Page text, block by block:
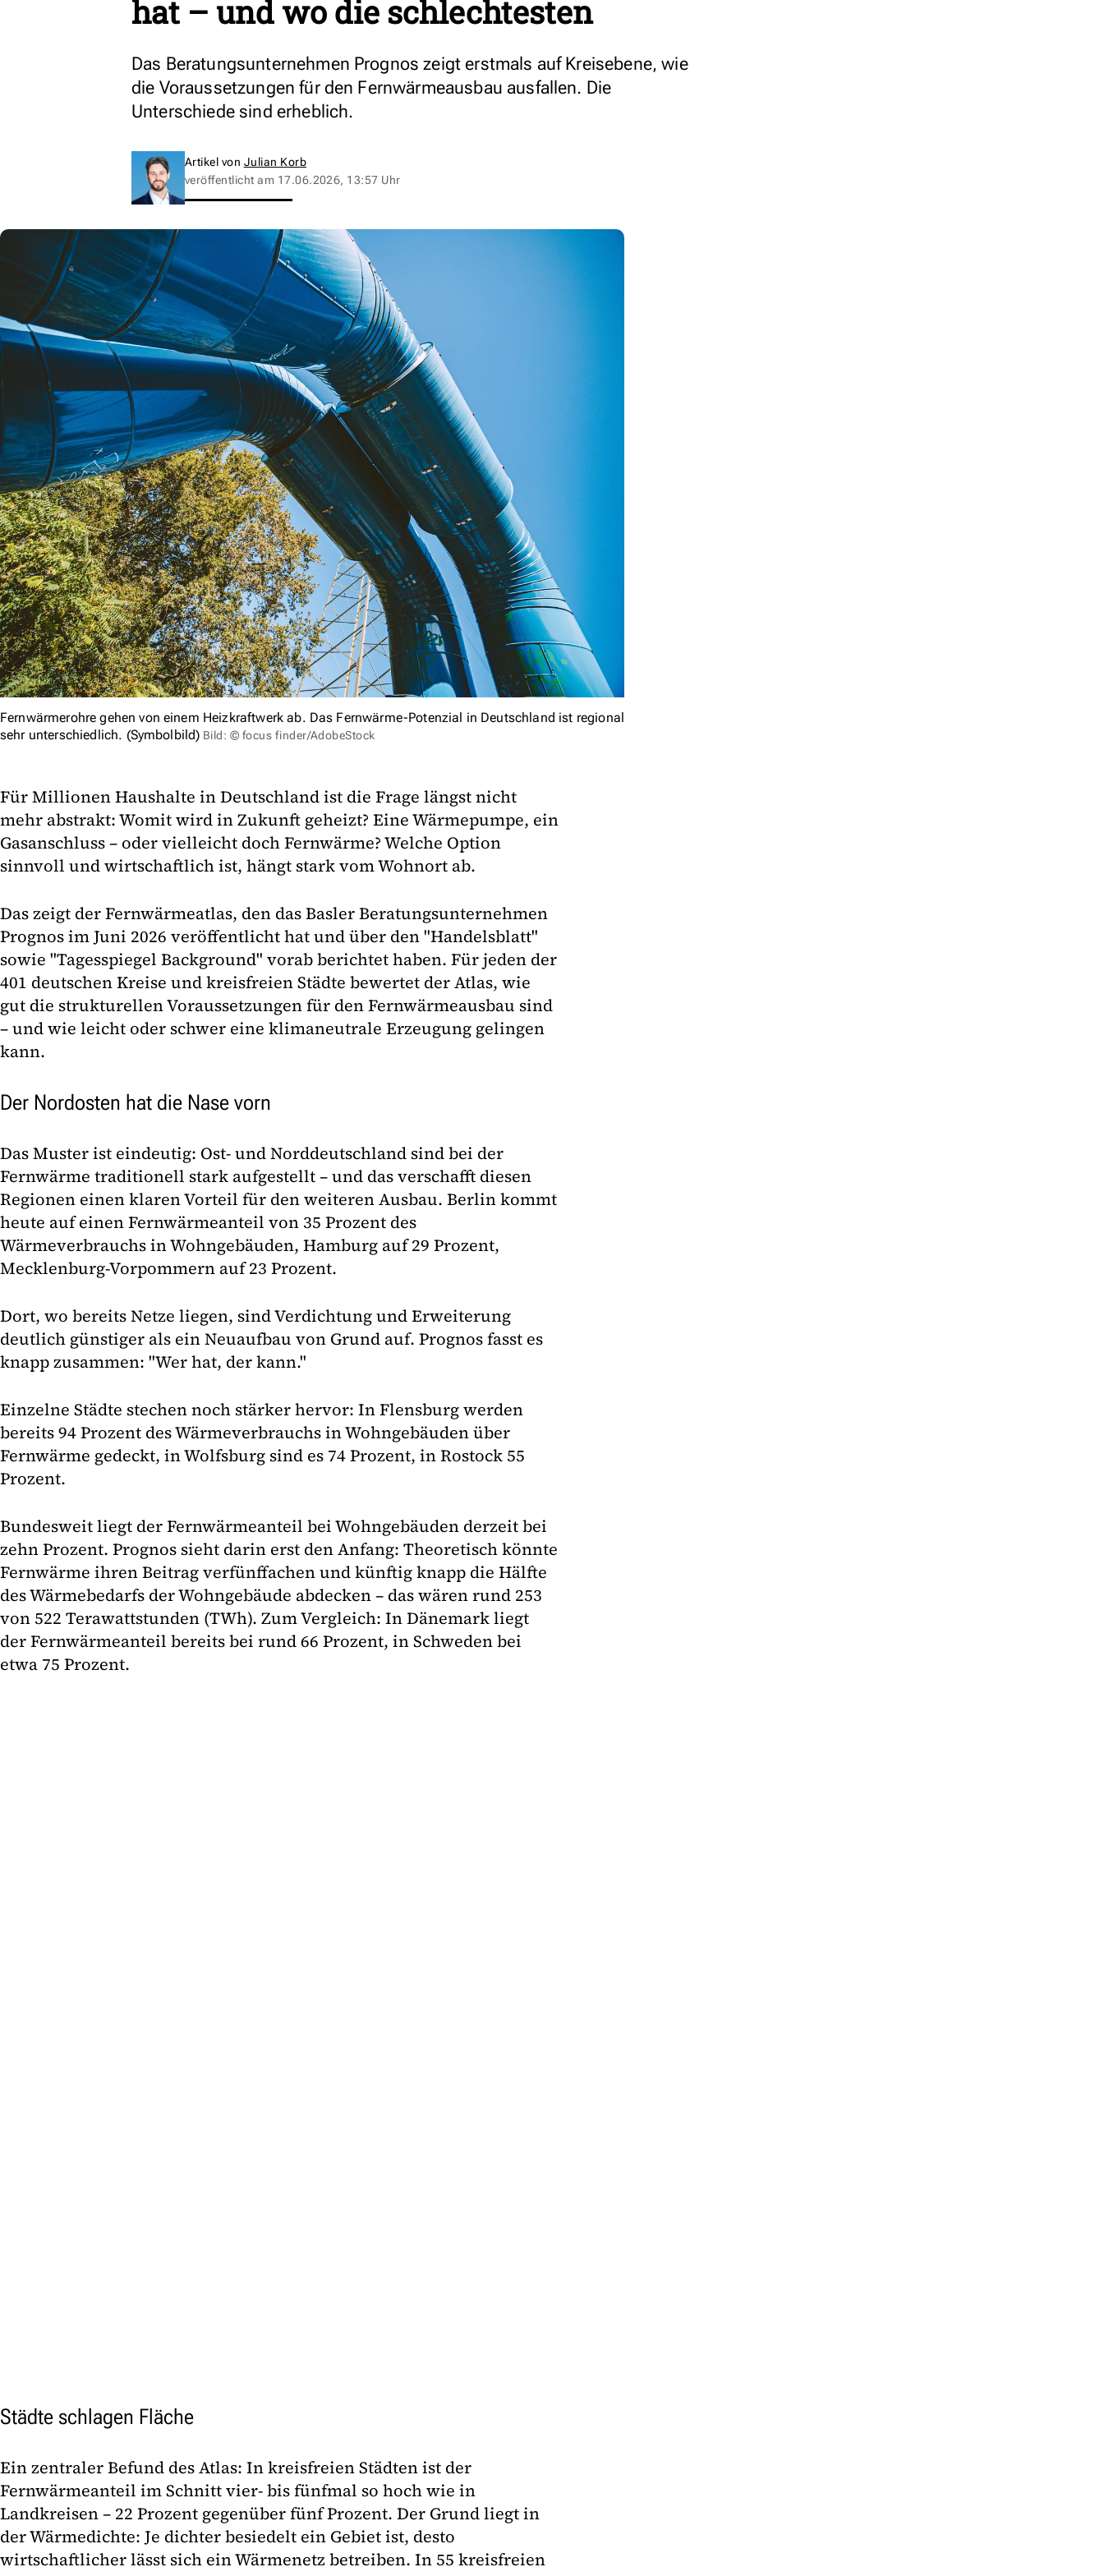
hat – und wo die schlechtesten
Das Beratungsunternehmen Prognos zeigt erstmals auf Kreisebene, wie
die Voraussetzungen für den Fernwärmeausbau ausfallen. Die
Unterschiede sind erheblich.
Artikel von Julian Korb
veröffentlicht am 17.06.2026, 13:57 Uhr
Fernwärmerohre gehen von einem Heizkraftwerk ab. Das Fernwärme-Potenzial in Deutschland ist regional
sehr unterschiedlich. (Symbolbild) Bild: © focus finder/AdobeStock
Für Millionen Haushalte in Deutschland ist die Frage längst nicht
mehr abstrakt: Womit wird in Zukunft geheizt? Eine Wärmepumpe, ein
Gasanschluss – oder vielleicht doch Fernwärme? Welche Option
sinnvoll und wirtschaftlich ist, hängt stark vom Wohnort ab.
Das zeigt der Fernwärmeatlas, den das Basler Beratungsunternehmen
Prognos im Juni 2026 veröffentlicht hat und über den "Handelsblatt"
sowie "Tagesspiegel Background" vorab berichtet haben. Für jeden der
401 deutschen Kreise und kreisfreien Städte bewertet der Atlas, wie
gut die strukturellen Voraussetzungen für den Fernwärmeausbau sind
– und wie leicht oder schwer eine klimaneutrale Erzeugung gelingen
kann.
Der Nordosten hat die Nase vorn
Das Muster ist eindeutig: Ost- und Norddeutschland sind bei der
Fernwärme traditionell stark aufgestellt – und das verschafft diesen
Regionen einen klaren Vorteil für den weiteren Ausbau. Berlin kommt
heute auf einen Fernwärmeanteil von 35 Prozent des
Wärmeverbrauchs in Wohngebäuden, Hamburg auf 29 Prozent,
Mecklenburg-Vorpommern auf 23 Prozent.
Dort, wo bereits Netze liegen, sind Verdichtung und Erweiterung
deutlich günstiger als ein Neuaufbau von Grund auf. Prognos fasst es
knapp zusammen: "Wer hat, der kann."
Einzelne Städte stechen noch stärker hervor: In Flensburg werden
bereits 94 Prozent des Wärmeverbrauchs in Wohngebäuden über
Fernwärme gedeckt, in Wolfsburg sind es 74 Prozent, in Rostock 55
Prozent.
Bundesweit liegt der Fernwärmeanteil bei Wohngebäuden derzeit bei
zehn Prozent. Prognos sieht darin erst den Anfang: Theoretisch könnte
Fernwärme ihren Beitrag verfünffachen und künftig knapp die Hälfte
des Wärmebedarfs der Wohngebäude abdecken – das wären rund 253
von 522 Terawattstunden (TWh). Zum Vergleich: In Dänemark liegt
der Fernwärmeanteil bereits bei rund 66 Prozent, in Schweden bei
etwa 75 Prozent.
Städte schlagen Fläche
Ein zentraler Befund des Atlas: In kreisfreien Städten ist der
Fernwärmeanteil im Schnitt vier- bis fünfmal so hoch wie in
Landkreisen – 22 Prozent gegenüber fünf Prozent. Der Grund liegt in
der Wärmedichte: Je dichter besiedelt ein Gebiet ist, desto
wirtschaftlicher lässt sich ein Wärmenetz betreiben. In 55 kreisfreien